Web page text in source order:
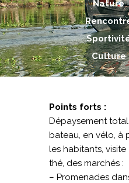
Nature
Culture
Points forts :
Dépaysement
bateau, en vélo, à
les habitants,
thé, des marchés :
– Promenades